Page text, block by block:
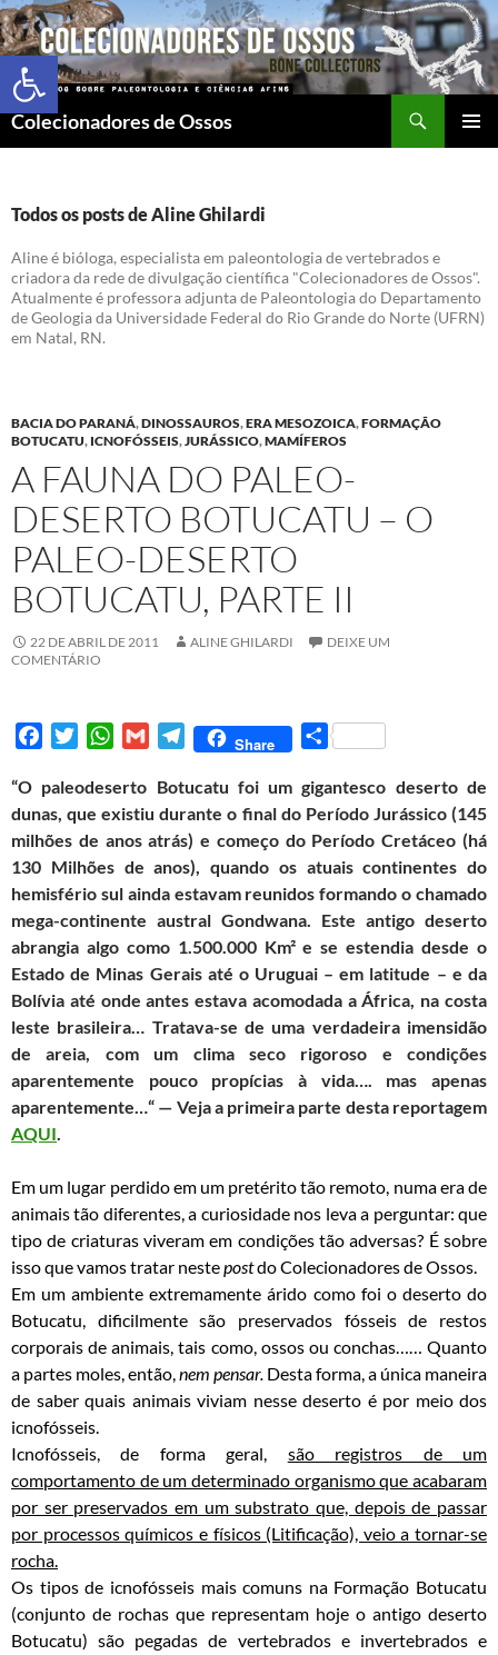
Abrir a barra de ferramentas
Colecionadores de Ossos
Todos os posts de Aline Ghilardi
Aline é bióloga, especialista em paleontologia de vertebrados e
criadora da rede de divulgação científica "Colecionadores de Ossos".
Atualmente é professora adjunta de Paleontologia do Departamento
de Geologia da Universidade Federal do Rio Grande do Norte (UFRN)
em Natal, RN.
BACIA DO PARANÁ,DINOSSAUROS,ERA MESOZOICA,FORMAÇÃO
BOTUCATU, ICNOFÓSSEIS,JURÁSSICO,MAMÍFEROS
A FAUNA DO PALEO-
DESERTO BOTUCATU – O
PALEO-DESERTO
BOTUCATU, PARTE II
22 DE ABRIL DE 2011 ALINE GHILARDI
DEIXE UM
COMENTÁRIO
c
e
b
o
k
i
t
t
e
r
W
a
t
s
A
p
p
G
i
l
T
l
e
g
r
a
m
Share
S
a
r
e
“O paleodeserto Botucatu foi um gigantesco deserto de
dunas, que existiu durante o final do Período Jurássico (145
milhões de anos atrás) e começo do Período Cretáceo (há
130 Milhões de anos), quando os atuais continentes do
hemisfério sul ainda estavam reunidos formando o chamado
mega-continente austral Gondwana. Este antigo deserto
abrangia algo como 1.500.000 Km² e se estendia desde o
Estado de Minas Gerais até o Uruguai – em latitude – e da
Bolívia até onde antes estava acomodada a África, na costa
leste brasileira… Tratava-se de uma verdadeira imensidão
de areia, com um clima seco rigoroso e condições
aparentemente pouco propícias à vida…. mas apenas
aparentemente…“ — Veja a primeira parte desta reportagem
AQUI.
Em um lugar perdido em um pretérito tão remoto, numa era de
animais tão diferentes, a curiosidade nos leva a perguntar: que
tipo de criaturas viveram em condições tão adversas? É sobre
isso que vamos tratar nestepostdo Colecionadores de Ossos.
Em um ambiente extremamente árido como foi o deserto do
Botucatu, dificilmente são preservados fósseis de restos
corporais de animais, tais como, ossos ou conchas…… Quanto
a partes moles, então,nem pensar. Desta forma, a única maneira
de saber quais animais viviam nesse deserto é por meio dos
icnofósseis.
Icnofósseis, de forma geral, são registros de um
comportamento de um determinado organismo que acabaram
por ser preservados em um substrato que, depois de passar
por processos químicos e físicos (Litificação), veio a tornar-se
rocha.
Os tipos de icnofósseis mais comuns na Formação Botucatu
(conjunto de rochas que representam hoje o antigo deserto
Botucatu) são pegadas de vertebrados e invertebrados e